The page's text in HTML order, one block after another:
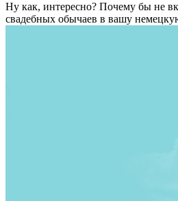
Ну как, интересно? Почему бы не
свадебных обычаев в вашу